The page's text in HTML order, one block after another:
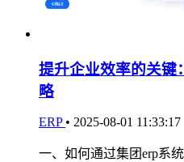
提升企业效率的关键
略
ERP • 2025-08-01 11:33:17
一、如何通过集团erp系